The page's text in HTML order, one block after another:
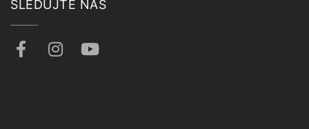
SLEDUJTE NÁS